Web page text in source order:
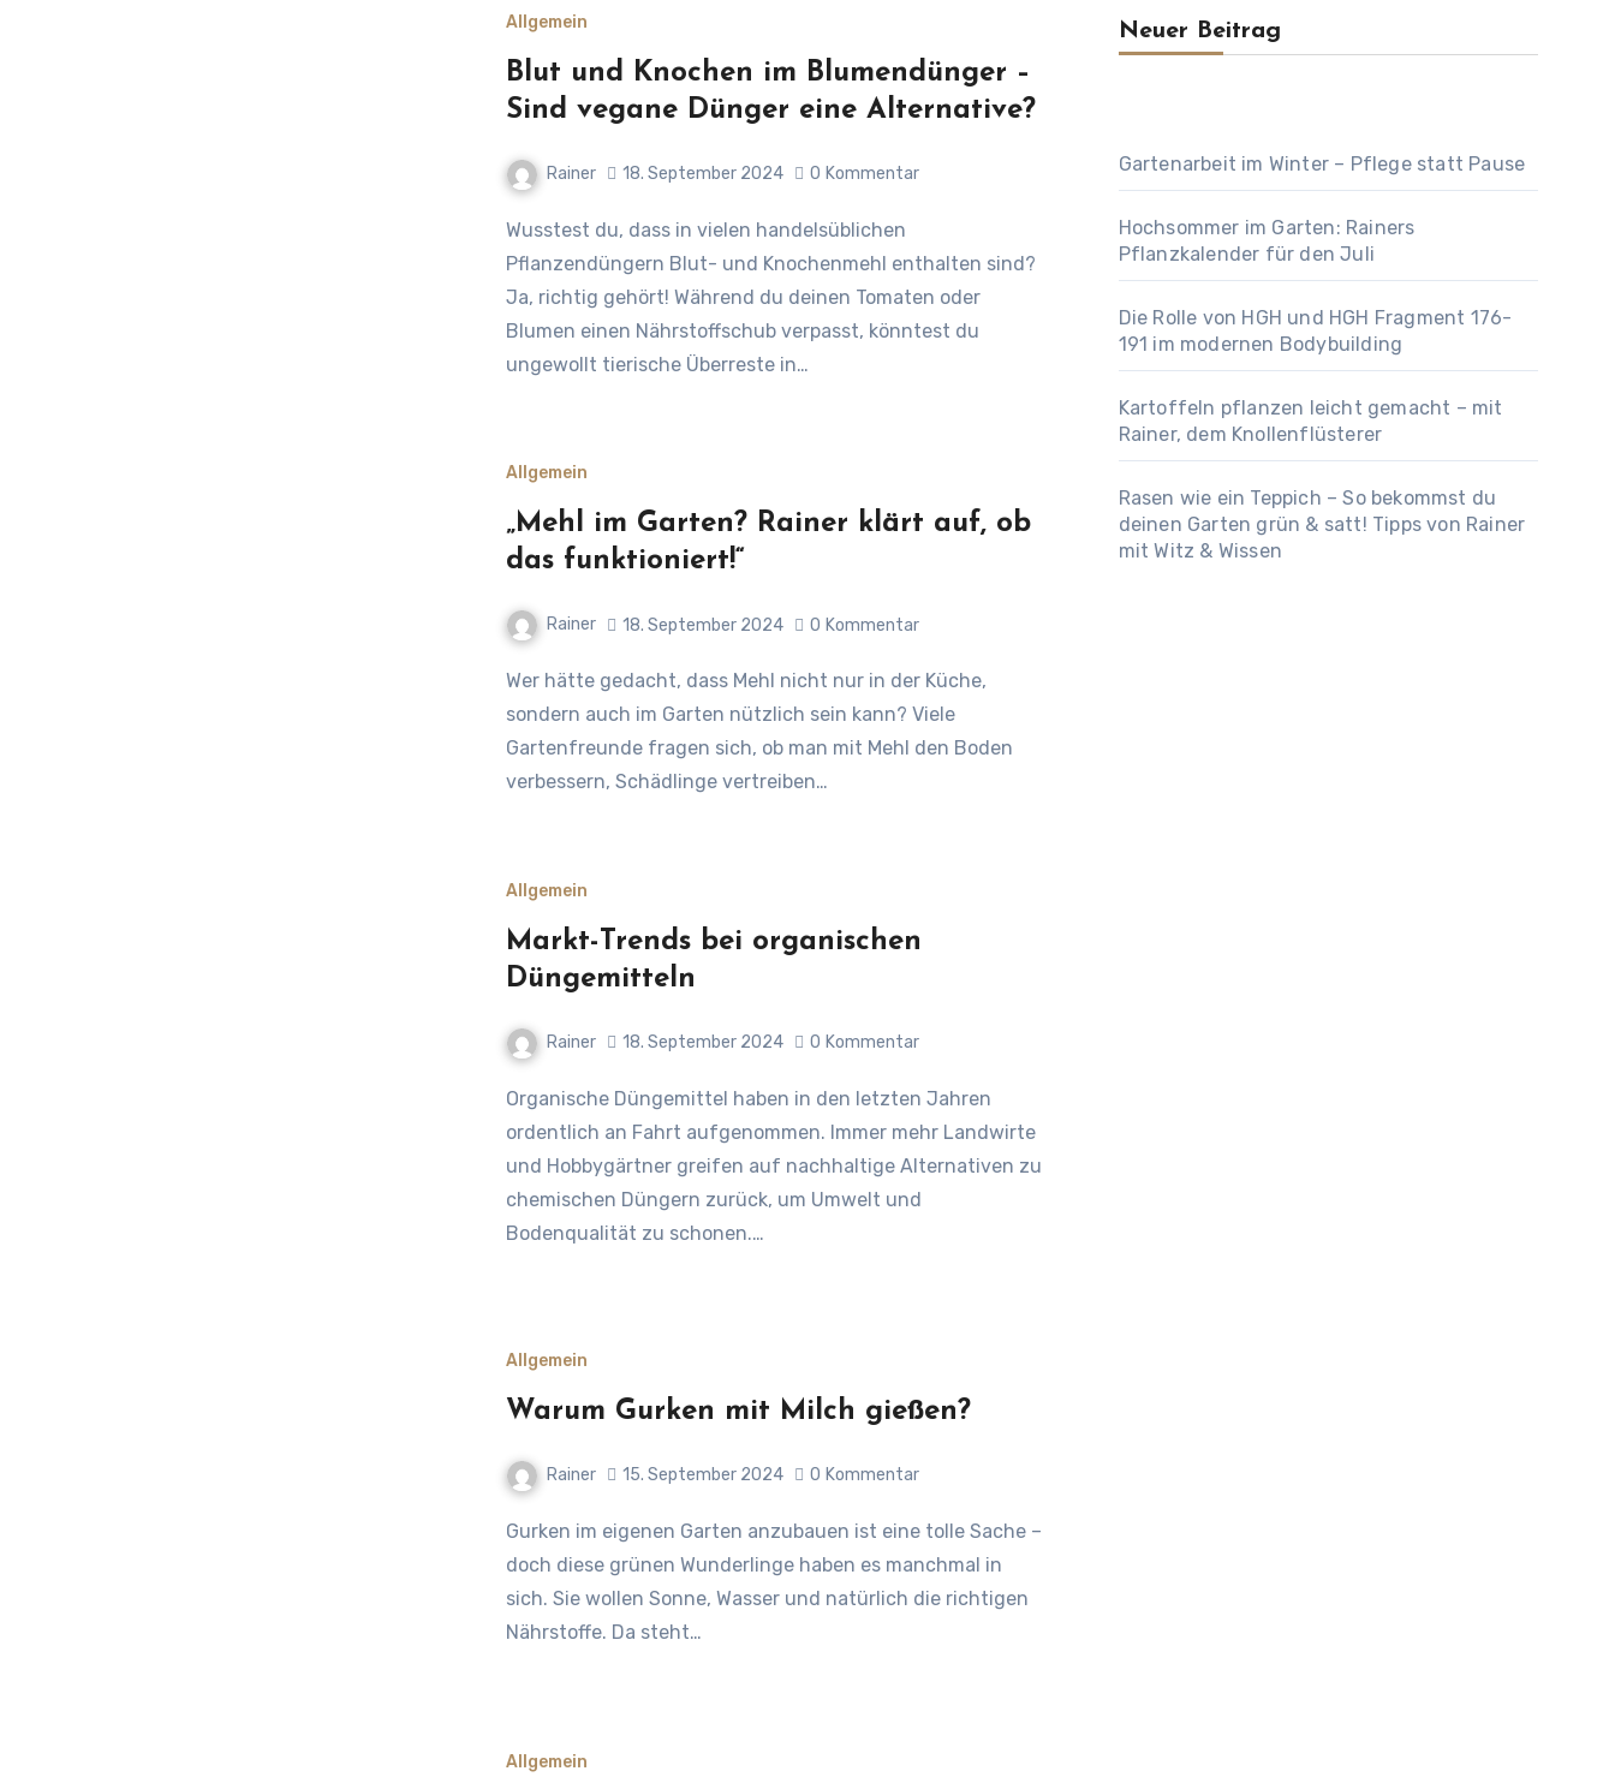
Allgemein
Blut und Knochen im Blumendünger –
Sind vegane Dünger eine Alternative?
Rainer 18. September 2024 0 Kommentar
Wusstest du, dass in vielen handelsüblichen
Pflanzendüngern Blut- und Knochenmehl enthalten sind?
Ja, richtig gehört! Während du deinen Tomaten oder
Blumen einen Nährstoffschub verpasst, könntest du
ungewollt tierische Überreste in…
Allgemein
„Mehl im Garten? Rainer klärt auf, ob
das funktioniert!“
Rainer 18. September 2024 0 Kommentar
Wer hätte gedacht, dass Mehl nicht nur in der Küche,
sondern auch im Garten nützlich sein kann? Viele
Gartenfreunde fragen sich, ob man mit Mehl den Boden
verbessern, Schädlinge vertreiben…
Allgemein
Markt-Trends bei organischen
Düngemitteln
Rainer 18. September 2024 0 Kommentar
Organische Düngemittel haben in den letzten Jahren
ordentlich an Fahrt aufgenommen. Immer mehr Landwirte
und Hobbygärtner greifen auf nachhaltige Alternativen zu
chemischen Düngern zurück, um Umwelt und
Bodenqualität zu schonen.…
Allgemein
Warum Gurken mit Milch gießen?
Rainer 15. September 2024 0 Kommentar
Gurken im eigenen Garten anzubauen ist eine tolle Sache –
doch diese grünen Wunderlinge haben es manchmal in
sich. Sie wollen Sonne, Wasser und natürlich die richtigen
Nährstoffe. Da steht…
Allgemein
Neuer Beitrag
Gartenarbeit im Winter – Pflege statt Pause
Hochsommer im Garten: Rainers
Pflanzkalender für den Juli
Die Rolle von HGH und HGH Fragment 176-
191 im modernen Bodybuilding
Kartoffeln pflanzen leicht gemacht – mit
Rainer, dem Knollenflüsterer
Rasen wie ein Teppich – So bekommst du
deinen Garten grün & satt! Tipps von Rainer
mit Witz & Wissen